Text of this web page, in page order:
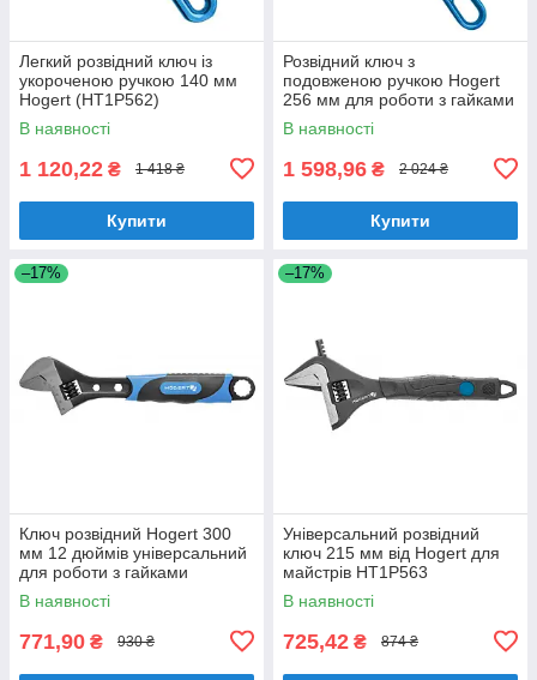
Легкий розвідний ключ із
укороченою ручкою 140 мм
Hogert (HT1P562)
В наявності
1 120,22 ₴ 1 418 ₴
Купити
Розвідний ключ з
подовженою ручкою Hogert
256 мм для роботи з гайками
(HT1P564)
В наявності
1 598,96 ₴ 2 024 ₴
Купити
–17%
Ключ розвідний Hogert 300
мм 12 дюймів універсальний
для роботи з гайками
(HT1P556)
В наявності
771,90 ₴ 930 ₴
–17%
Універсальний розвідний
ключ 215 мм від Hogert для
майстрів HT1P563
В наявності
725,42 ₴ 874 ₴